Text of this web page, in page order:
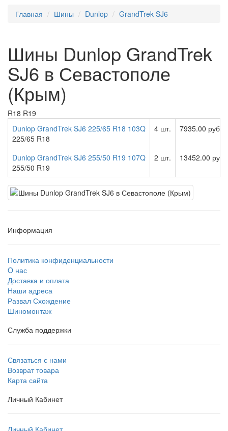
Главная
Шины Dunlop GrandTrek SJ6
Шины Dunlop GrandTrek
SJ6 в Севастополе
(Крым)
R18 R19
Dunlop GrandTrek SJ6 225/65 R18 103Q
225/65 R18
4 шт. 7935.00 руб
Dunlop GrandTrek SJ6 255/50 R19 107Q
255/50 R19
2 шт. 13452.00 руб
Информация
Политика конфиденциальности
O нас
Доставка и оплата
Наши адреса
Развал Схождение
Шиномонтаж
Служба поддержки
Связаться с нами
Возврат товара
Карта сайта
Личный Кабинет
Личный Кабинет